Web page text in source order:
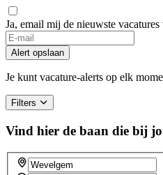
Ja, email mij de nieuwste
If
you
are
a
ignore
this
field
Alert opslaan
Je kunt vacature-alerts op elk
Filters
Vind hier de baan die bij